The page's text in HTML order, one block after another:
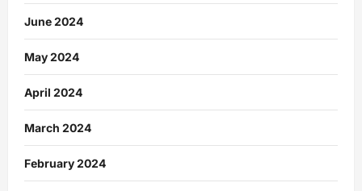
June 2024
May 2024
April 2024
March 2024
February 2024